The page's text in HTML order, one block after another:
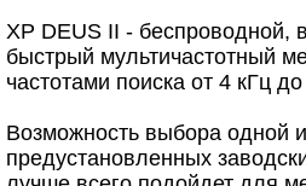
XP DEUS II - беспроводной,
быстрый мультичастотный
частотами поиска от 4 кГц
Возможность выбора одной
предустановленных